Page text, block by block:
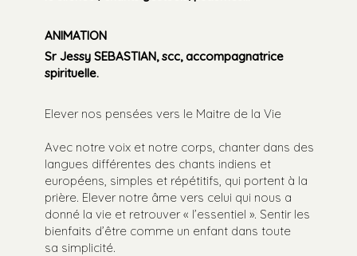
ANIMATION
Sr Jessy SEBASTIAN, scc, accompagnatrice
spirituelle.
Elever nos pensées vers le Maitre de la Vie
Avec notre voix et notre corps, chanter dans des
langues différentes des chants indiens et
européens, simples et répétitifs, qui portent à la
prière. Elever notre âme vers celui qui nous a
donné la vie et retrouver « l’essentiel ». Sentir les
bienfaits d’être comme un enfant dans toute
sa simplicité.